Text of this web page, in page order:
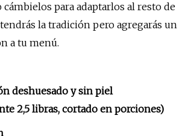
cámbielos para adaptarlos al resto de
la tradición pero agregarás un
a tu menú.
deshuesado y sin piel
2,5 libras, cortado en porciones)